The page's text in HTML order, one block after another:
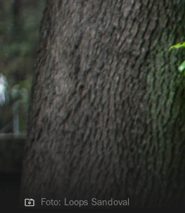
Foto: Loops Sandoval